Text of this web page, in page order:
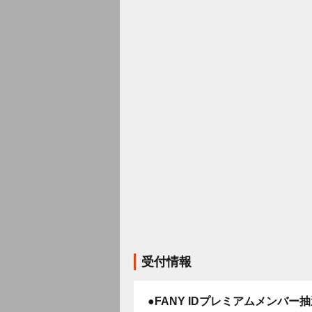
受付情報
●FANY IDプレミアムメンバー